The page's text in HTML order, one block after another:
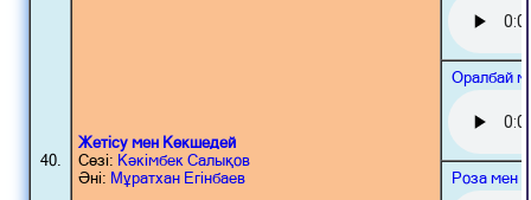
40.
Жетісу мен Көкшедей
Сөзі: Кәкімбек Салықов
Әні: Мұратхан Егінбаев
Оралбай
Роза мен